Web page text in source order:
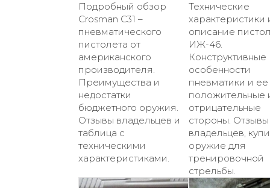
Подробный обзор
Crosman C31 –
пневматического
пистолета от
американского
производителя.
Преимущества и
недостатки
бюджетного оружия.
Отзывы владельцев и
таблица с
техническими
характеристиками.
Технические
характеристики
описание
ИЖ-46.
Конструктивные
особенности
пневматики и ее
положительные
отрицательные
стороны. Отзывы
владельцев,
оружие для
тренировочной
стрельбы.